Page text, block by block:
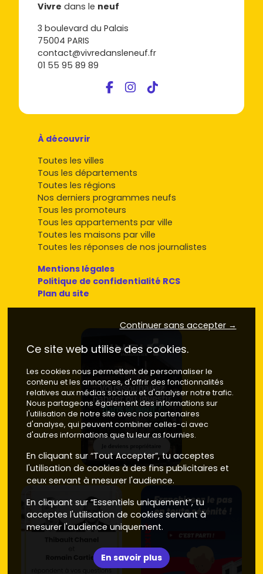
Vivre dans le neuf
3 boulevard du Palais
75004 PARIS
contact@vivredansleneuf.fr
01 55 95 89 89
À découvrir
Toutes les villes
Tous les départements
Toutes les régions
Nos derniers programmes neufs
Tous les promoteurs
Tous les appartements par ville
Toutes les maisons par ville
Toutes les réponses de nos journalistes
Mentions légales
Politique de confidentialité RCS
Plan du site
Continuer sans accepter →
Ce site web utilise des cookies.
Les cookies nous permettent de personnaliser le
contenu et les annonces, d'offrir des fonctionnalités
relatives aux médias sociaux et d'analyser notre trafic.
Nous partageons également des informations sur
l'utilisation de notre site avec nos partenaires
d'analyse, qui peuvent combiner celles-ci avec
d'autres informations que tu leur as fournies.
En cliquant sur “Tout Accepter”, tu acceptes
l'utilisation de cookies à des fins publicitaires et
ceux servant à mesurer l'audience.
En cliquant sur “Essentiels uniquement”, tu
acceptes l'utilisation de cookies servant à
mesurer l'audience uniquement.
En savoir plus